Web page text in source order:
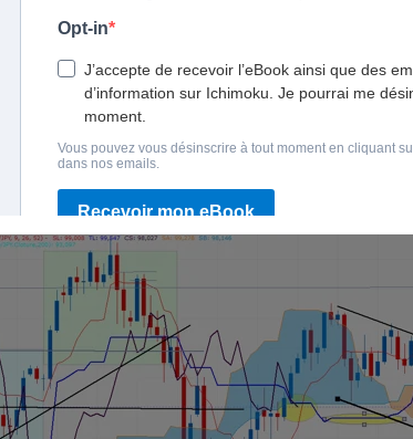
kijun, la clôture aura son importance. On voit
résistance. (les signaux sur trend avec kijun